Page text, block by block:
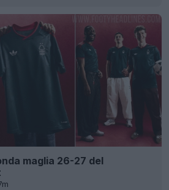
maglia 26-27 del